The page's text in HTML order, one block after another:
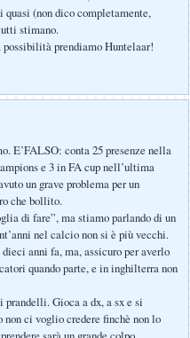
(non dico completamente,
stimano.
prendiamo Huntelaar!
E’FALSO: conta 25 presenze nella
e 3 in FA cup nell’ultima
un grave problema per un
che bollito.
di fare”, ma stiamo parlando di un
nel calcio non si è più vecchi.
anni fa, ma, assicuro per averlo
quando parte, e in inghilterra non
Gioca a dx, a sx e si
ci voglio credere finchè non lo